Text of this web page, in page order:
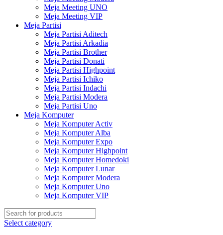
Meja Meeting UNO
Meja Meeting VIP
Meja Partisi
Meja Partisi Aditech
Meja Partisi Arkadia
Meja Partisi Brother
Meja Partisi Donati
Meja Partisi Highpoint
Meja Partisi Ichiko
Meja Partisi Indachi
Meja Partisi Modera
Meja Partisi Uno
Meja Komputer
Meja Komputer Activ
Meja Komputer Alba
Meja Komputer Expo
Meja Komputer Highpoint
Meja Komputer Homedoki
Meja Komputer Lunar
Meja Komputer Modera
Meja Komputer Uno
Meja Komputer VIP
Select category